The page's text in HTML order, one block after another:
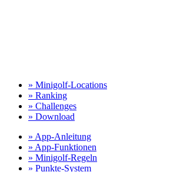
» Minigolf-Locations
» Ranking
» Challenges
» Download
» App-Anleitung
» App-Funktionen
» Minigolf-Regeln
» Punkte-System